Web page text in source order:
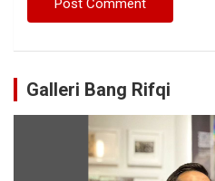
Galleri Bang Rifqi